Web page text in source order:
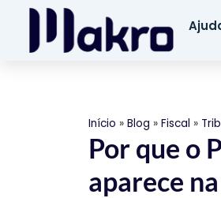
Início » Blog » Fiscal »
Por que o
aparece